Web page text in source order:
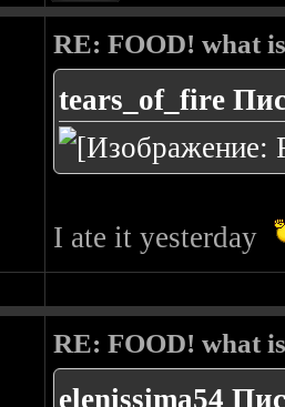
RE: FOOD! what
tears_of_fire
I ate it yesterday
RE: FOOD! what
elenissima54